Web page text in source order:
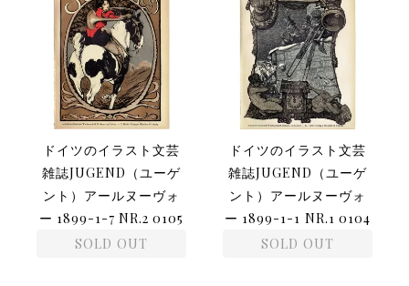
ドイツのイラスト文芸
雑誌JUGEND（ユーゲ
ント）アールヌーヴォ
ー 1899-1-7 NR.2 0105
SOLD OUT
ドイツのイラスト文芸
雑誌JUGEND（ユーゲ
ント）アールヌーヴォ
ー 1899-1-1 NR.1 0104
SOLD OUT